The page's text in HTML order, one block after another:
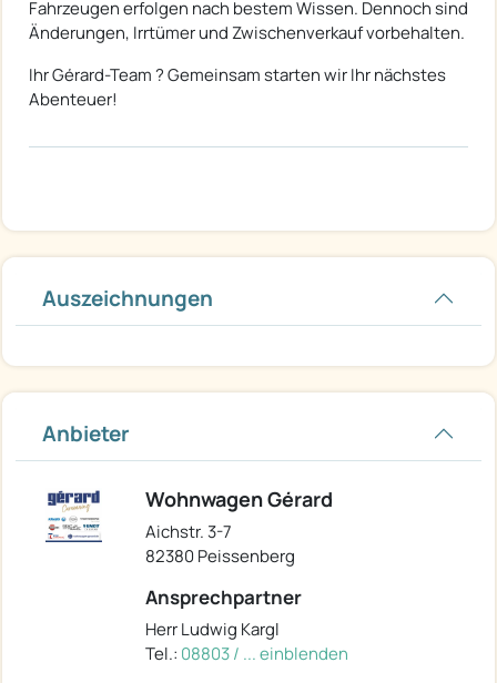
Fahrzeugen erfolgen nach bestem Wissen. Dennoch sind
Änderungen, Irrtümer und Zwischenverkauf vorbehalten.
Ihr Gérard-Team ? Gemeinsam starten wir Ihr nächstes
Abenteuer!
Auszeichnungen
Anbieter
Wohnwagen Gérard
Aichstr. 3-7
82380 Peissenberg
Ansprechpartner
Herr Ludwig Kargl
Tel.: 08803 / ... einblenden